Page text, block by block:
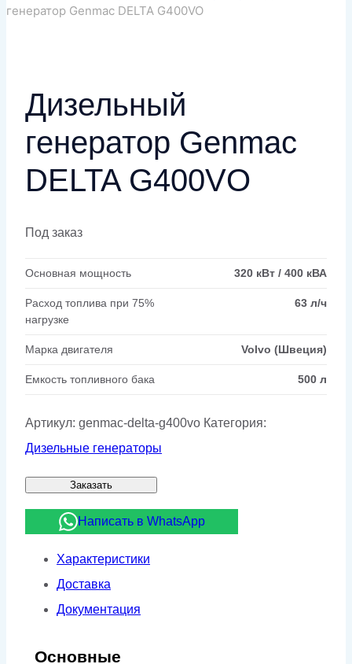
генератор Genmac DELTA G400VO
Дизельный
генератор Genmac
DELTA G400VO
Под заказ
Основная мощность 320 кВт / 400 кВА
Расход топлива при 75%
нагрузке
63 л/ч
Марка двигателя Volvo (Швеция)
Емкость топливного бака 500 л
Артикул: genmac-delta-g400vo Категория:
Дизельные генераторы
Заказать
Написать в WhatsApp
Характеристики
Доставка
Документация
Основные